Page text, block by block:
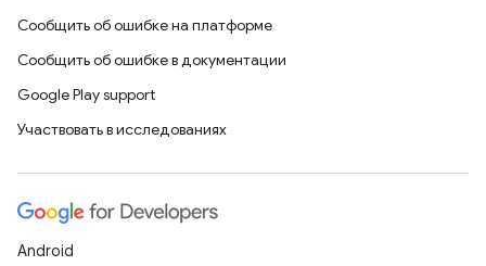
Сообщить об ошибке на платформе
Сообщить об ошибке в документации
Google Play support
Участвовать в исследованиях
Android